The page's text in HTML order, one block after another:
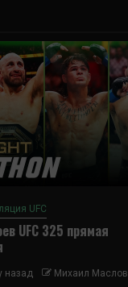
UFC
UFC 325 прямая
назад Михаил Маслов